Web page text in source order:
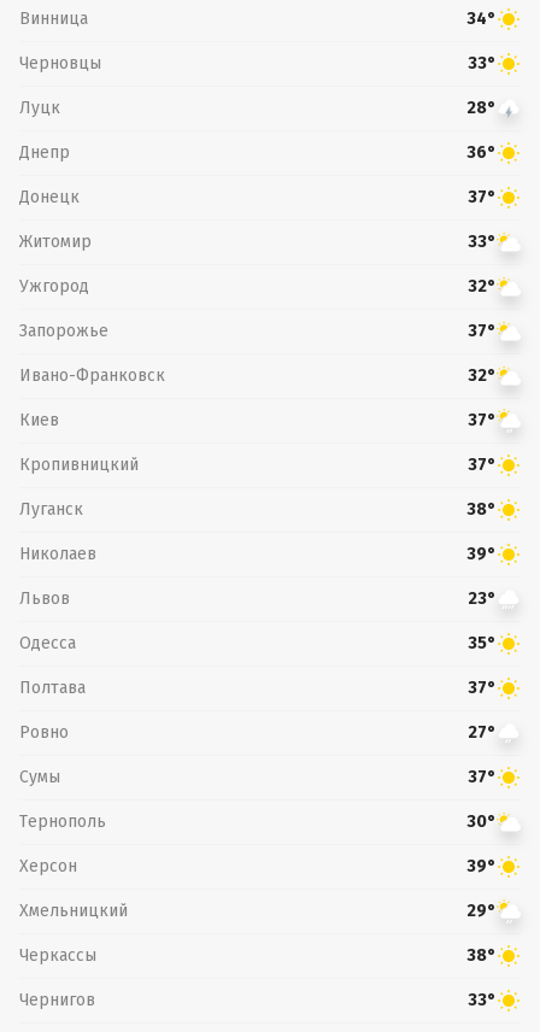
Винница 34°
Черновцы 33°
Луцк 28°
Днепр 36°
Донецк 37°
Житомир 33°
Ужгород 32°
Запорожье 37°
Ивано-Франковск 32°
Киев 37°
Кропивницкий 37°
Луганск 38°
Николаев 39°
Львов 23°
Одесса 35°
Полтава 37°
Ровно 27°
Сумы 37°
Тернополь 30°
Херсон 39°
Хмельницкий 29°
Черкассы 38°
Чернигов 33°